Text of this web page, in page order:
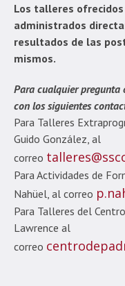
Los talleres
administrados
resultados de las
mismos.
Para cualquier pregunta
con los siguientes
Para Talleres
Guido González, al
correo
Para Actividades de
Nahüel, al correo
Para Talleres del
Lawrence al
correo